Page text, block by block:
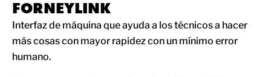
FORNEYLINK
Interfaz de máquina que ayuda a los técnicos a hacer
más cosas con mayor rapidez con un mínimo error
humano.